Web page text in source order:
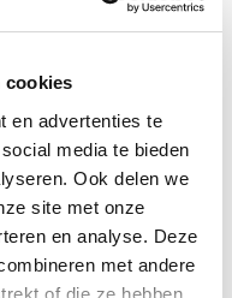
cookies
en advertenties te
media te bieden
Ook delen we
site met onze
en analyse. Deze
met andere
of die ze hebben
aan je deur. Ons
om je vragen te
bij je aankopen.
en uitmuntende
gepassioneerd door